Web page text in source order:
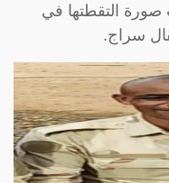
التقطتها في
سراج.